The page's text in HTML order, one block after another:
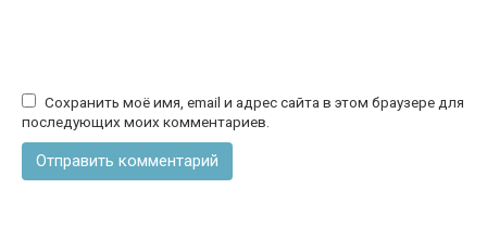
Сохранить моё имя, email и адрес сайта в этом браузере для
последующих моих комментариев.